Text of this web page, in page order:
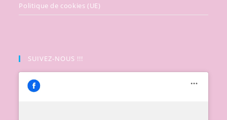
Politique de cookies (UE)
SUIVEZ-NOUS !!!